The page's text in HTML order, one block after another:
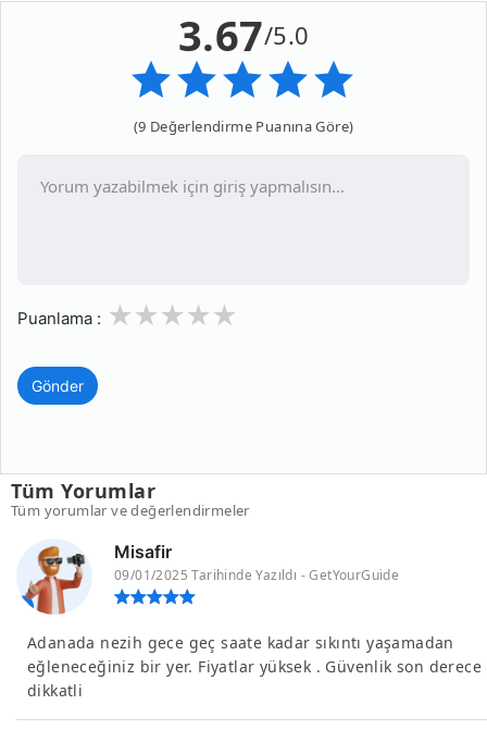
3.67/5.0
(9 Değerlendirme Puanına Göre)
Puanlama : 3
2
1
Gönder
Tüm Yorumlar
Tüm yorumlar ve değerlendirmeler
Misafir
09/01/2025 Tarihinde Yazıldı - GetYourGuide
Adanada nezih gece geç saate kadar sıkıntı yaşamadan
eğleneceğiniz bir yer. Fiyatlar yüksek . Güvenlik son derece
dikkatli